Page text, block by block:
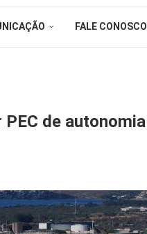
FALE CONOSCO
de autonomia